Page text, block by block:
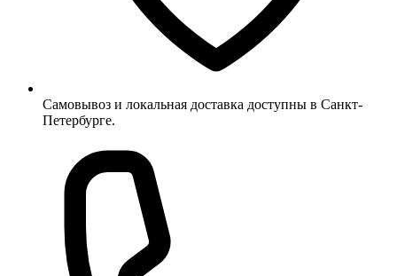
Самовывоз и локальная доставка доступны в Санкт-
Петербурге.